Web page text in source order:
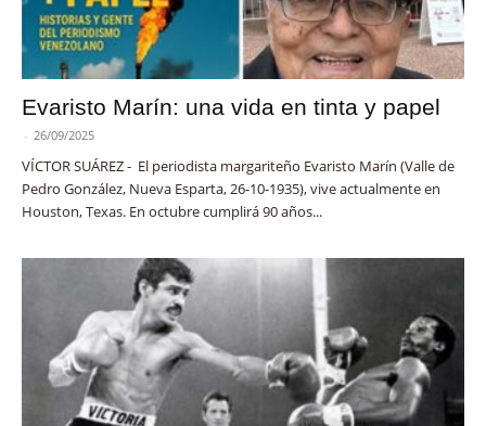
Evaristo Marín: una vida en tinta y papel
- 26/09/2025
VÍCTOR SUÁREZ - El periodista margariteño Evaristo Marín (Valle de
Pedro González, Nueva Esparta, 26-10-1935), vive actualmente en
Houston, Texas. En octubre cumplirá 90 años...